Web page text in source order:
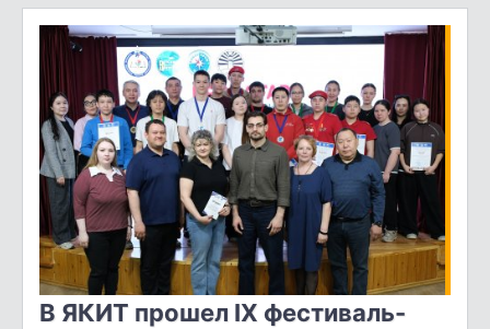
В ЯКИТ прошел IX фестиваль-